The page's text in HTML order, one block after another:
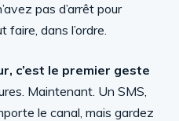
pas d’arrêt pour
faire, dans l’ordre.
c’est le premier geste
Maintenant. Un SMS,
le canal, mais gardez